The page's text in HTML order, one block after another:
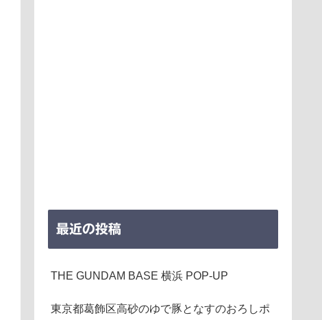
最近の投稿
THE GUNDAM BASE 横浜 POP-UP
東京都葛飾区高砂のゆで豚となすのおろしポ